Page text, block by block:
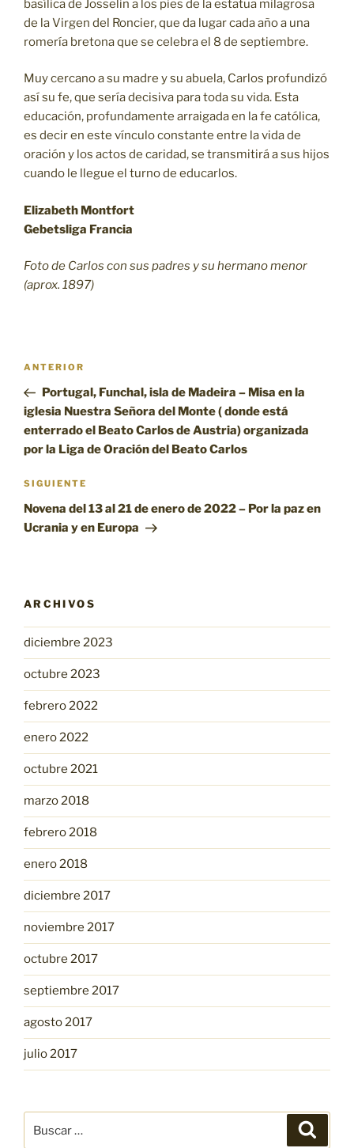
basílica de Josselin a los pies de la estatua milagrosa
de la Virgen del Roncier, que da lugar cada año a una
romería bretona que se celebra el 8 de septiembre.
Muy cercano a su madre y su abuela, Carlos profundizó
así su fe, que sería decisiva para toda su vida. Esta
educación, profundamente arraigada en la fe católica,
es decir en este vínculo constante entre la vida de
oración y los actos de caridad, se transmitirá a sus hijos
cuando le llegue el turno de educarlos.
Elizabeth Montfort
Gebetsliga Francia
Foto de Carlos con sus padres y su hermano menor
(aprox. 1897)
Navegación
entradas
Entrada
anterior:
ANTERIOR
Portugal, Funchal, isla de Madeira – Misa en la
iglesia Nuestra Señora del Monte ( donde está
enterrado el Beato Carlos de Austria) organizada
por la Liga de Oración del Beato Carlos
Siguiente
entrada
SIGUIENTE
Novena del 13 al 21 de enero de 2022 – Por la paz en
Ucrania y en Europa
ARCHIVOS
diciembre 2023
octubre 2023
febrero 2022
enero 2022
octubre 2021
marzo 2018
febrero 2018
enero 2018
diciembre 2017
noviembre 2017
octubre 2017
septiembre 2017
agosto 2017
julio 2017
por: